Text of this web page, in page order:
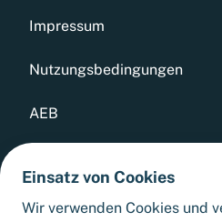
Impressum
Nutzungsbedingungen
AEB
Whistleblowing Tool
Einsatz von Cookies
Wir verwenden Cookies und